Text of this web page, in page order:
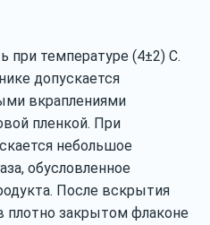
при температуре (4±2) С.
допускается
вкраплениями
пленкой. При
небольшое
обусловленное
После вскрытия
плотно закрытом флаконе